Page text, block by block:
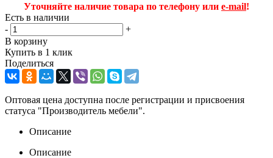
Уточняйте наличие товара по телефону или e-mail!
Есть в наличии
-
+
В корзину
Купить в 1 клик
Поделиться
Оптовая цена доступна после регистрации и присвоения
статуса "Производитель мебели".
Описание
Описание